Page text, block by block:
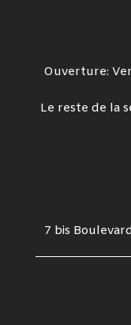
Ouverture:
Le reste de la
7 bis